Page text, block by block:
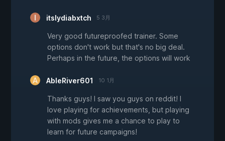
itslydiabxtch 5 3月
Very good futureproofed trainer. Some
options don't work but that's no big deal.
Perhaps in the future, the options will work
AbleRiver601 10 1月
Thanks guys! I saw you guys on reddit! I
love playing for achievements, but playing
with mods gives me a chance to play to
learn for future campaigns!